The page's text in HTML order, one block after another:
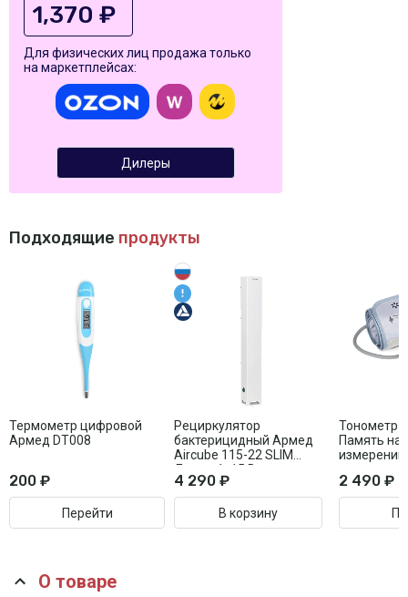
1,370 ₽
Для физических лиц продажа только
на маркетплейсах:
Дилеры
Подходящие продукты
Термометр цифровой
Армед DT008
200 ₽
Перейти
Рециркулятор
бактерицидный Армед
Aircube 115-22 SLIM
Лампа 1х15 Вт
4 290 ₽
В корзину
Тонометр
Память на
измерений
2 490 ₽
О товаре